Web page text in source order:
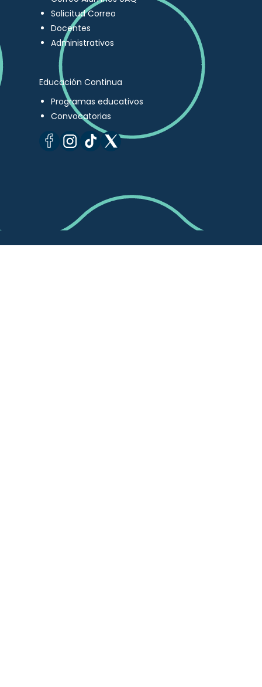
Solicitud Correo
Docentes
Administrativos
Educación Continua
Programas educativos
Convocatorias